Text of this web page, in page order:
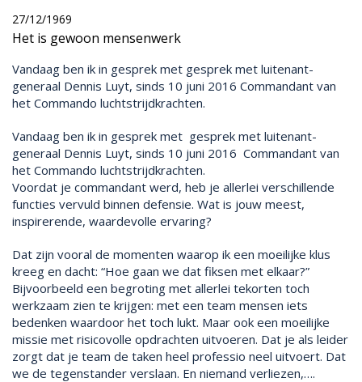
27/12/1969
Het is gewoon mensenwerk
Vandaag ben ik in gesprek met gesprek met luitenant-
generaal Dennis Luyt, sinds 10 juni 2016 Commandant van
het Commando luchtstrijdkrachten.
Vandaag ben ik in gesprek met gesprek met luitenant-
generaal Dennis Luyt, sinds 10 juni 2016 Commandant van
het Commando luchtstrijdkrachten.
Voordat je commandant werd, heb je allerlei verschillende
functies vervuld binnen defensie. Wat is jouw meest,
inspirerende, waardevolle ervaring?
Dat zijn vooral de momenten waarop ik een moeilijke klus
kreeg en dacht: “Hoe gaan we dat fiksen met elkaar?”
Bijvoorbeeld een begroting met allerlei tekorten toch
werkzaam zien te krijgen: met een team mensen iets
bedenken waardoor het toch lukt. Maar ook een moeilijke
missie met risicovolle opdrachten uitvoeren. Dat je als leider
zorgt dat je team de taken heel professio neel uitvoert. Dat
we de tegenstander verslaan. En niemand verliezen,….